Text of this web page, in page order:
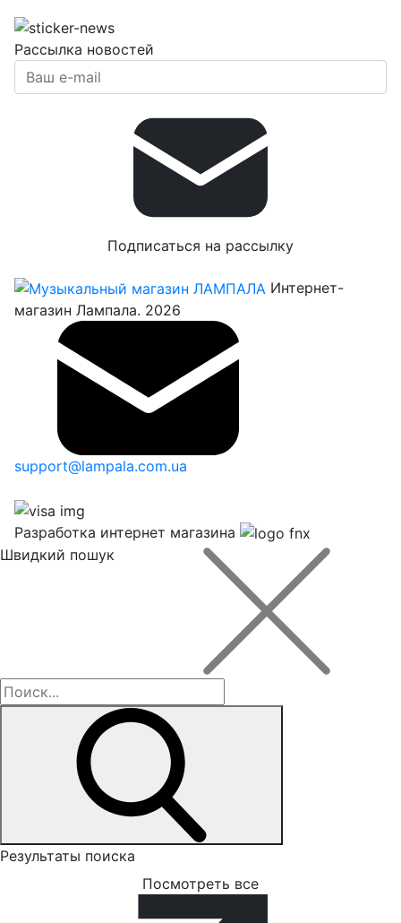
Рассылка новостей
Подписаться на рассылку
Интернет-
магазин Лампала. 2026
support@lampala.com.ua
Разработка интернет магазина
Швидкий пошук
Результаты поиска
Посмотреть все